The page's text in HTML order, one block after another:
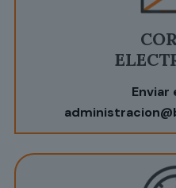
Enviar